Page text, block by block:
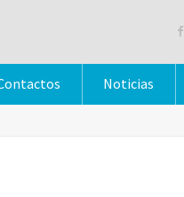

Noticias